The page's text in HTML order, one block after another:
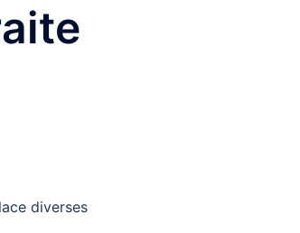
diverses